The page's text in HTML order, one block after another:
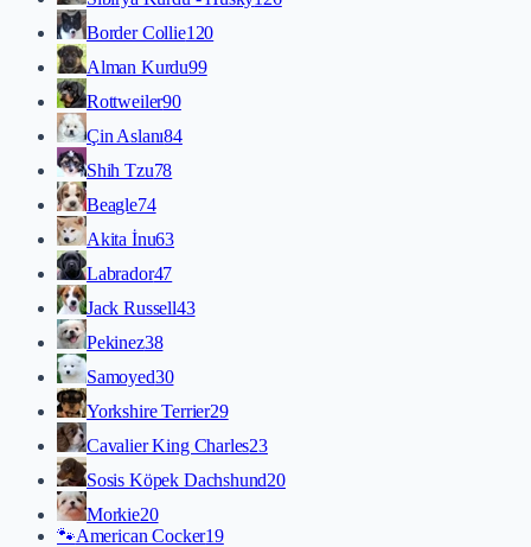
Border Collie120
Alman Kurdu99
Rottweiler90
Çin Aslanı84
Shih Tzu78
Beagle74
Akita İnu63
Labrador47
Jack Russell43
Pekinez38
Samoyed30
Yorkshire Terrier29
Cavalier King Charles23
Sosis Köpek Dachshund20
Morkie20
🐾American Cocker19